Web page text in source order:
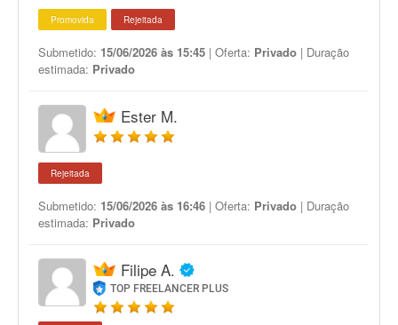
Promovida Rejeitada
Submetido: 15/06/2026 às 15:45 | Oferta: Privado | Duração
estimada: Privado
Ester M.
Rejeitada
Submetido: 15/06/2026 às 16:46 | Oferta: Privado | Duração
estimada: Privado
Filipe A.
TOP FREELANCER PLUS